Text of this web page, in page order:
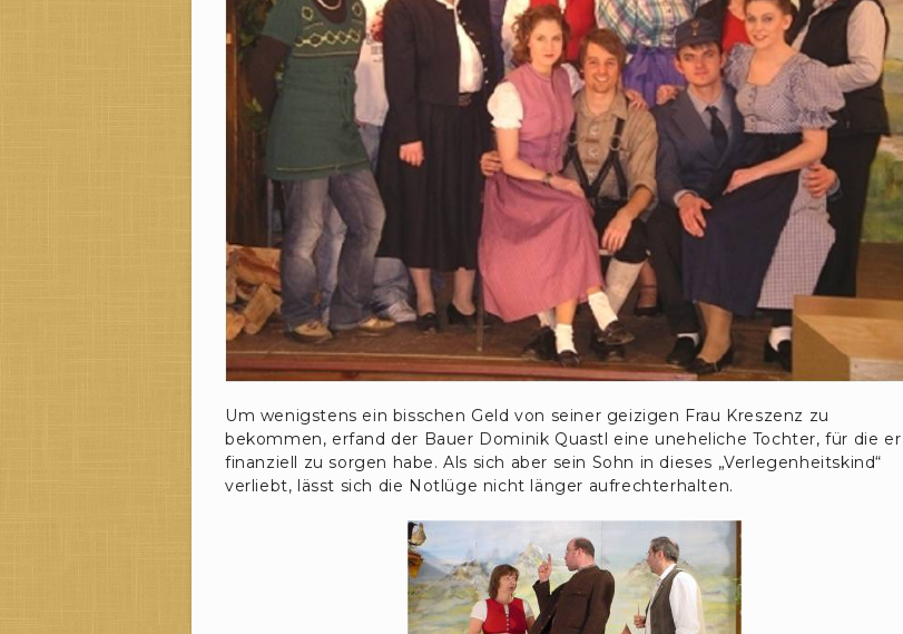
Um wenigstens ein bisschen Geld von seiner geizigen Frau Kreszenz zu
bekommen, erfand der Bauer Dominik Quastl eine uneheliche Tochter, für die er
finanziell zu sorgen habe. Als sich aber sein Sohn in dieses „Verlegenheitskind“
verliebt, lässt sich die Notlüge nicht länger aufrechterhalten.